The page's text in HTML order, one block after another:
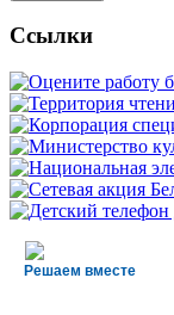
Ссылки
Решаем вместе